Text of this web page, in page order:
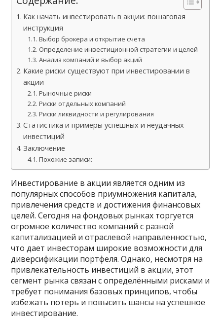
Как начать инвестировать в акции: пошаговая
инструкция
Выбор брокера и открытие счета
Определение инвестиционной стратегии и целей
Анализ компаний и выбор акций
Какие риски существуют при инвестировании в
акции
Рыночные риски
Риски отдельных компаний
Риски ликвидности и регулирования
Статистика и примеры успешных и неудачных
инвестиций
Заключение
Похожие записи:
Инвестирование в акции является одним из
популярных способов приумножения капитала,
привлечения средств и достижения финансовых
целей. Сегодня на фондовых рынках торгуется
огромное количество компаний с разной
капитализацией и отраслевой направленностью,
что дает инвесторам широкие возможности для
диверсификации портфеля. Однако, несмотря на
привлекательность инвестиций в акции, этот
сегмент рынка связан с определёнными рисками и
требует понимания базовых принципов, чтобы
избежать потерь и повысить шансы на успешное
инвестирование.